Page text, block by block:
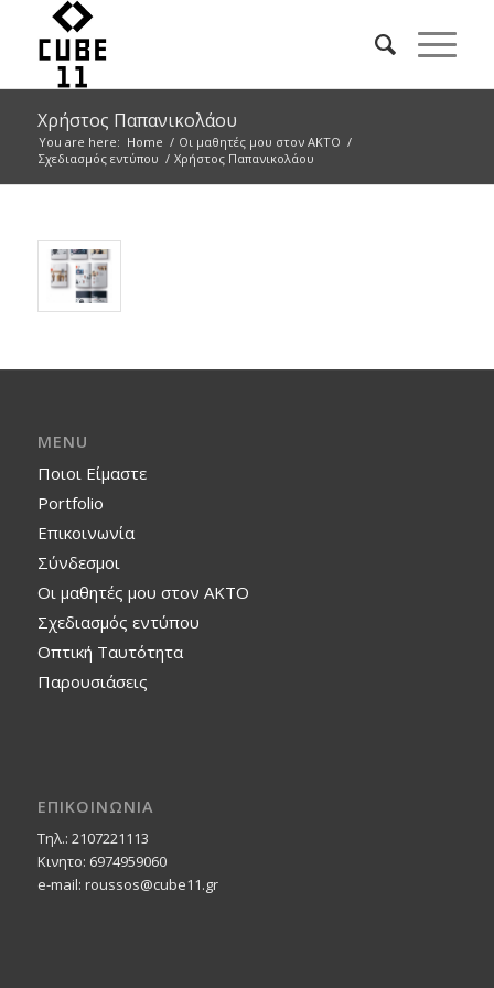
Χρήστος Παπανικολάου
You are here: Home / Οι μαθητές μου στον ΑΚΤΟ /
Σχεδιασμός εντύπου / Χρήστος Παπανικολάου
MENU
Ποιοι Είμαστε
Portfolio
Επικοινωνία
Σύνδεσμοι
Οι μαθητές μου στον ΑΚΤΟ
Σχεδιασμός εντύπου
Οπτική Ταυτότητα
Παρουσιάσεις
ΕΠΙΚΟΙΝΩΝΙΑ
Τηλ.: 2107221113
Κινητο: 6974959060
e-mail: roussos@cube11.gr